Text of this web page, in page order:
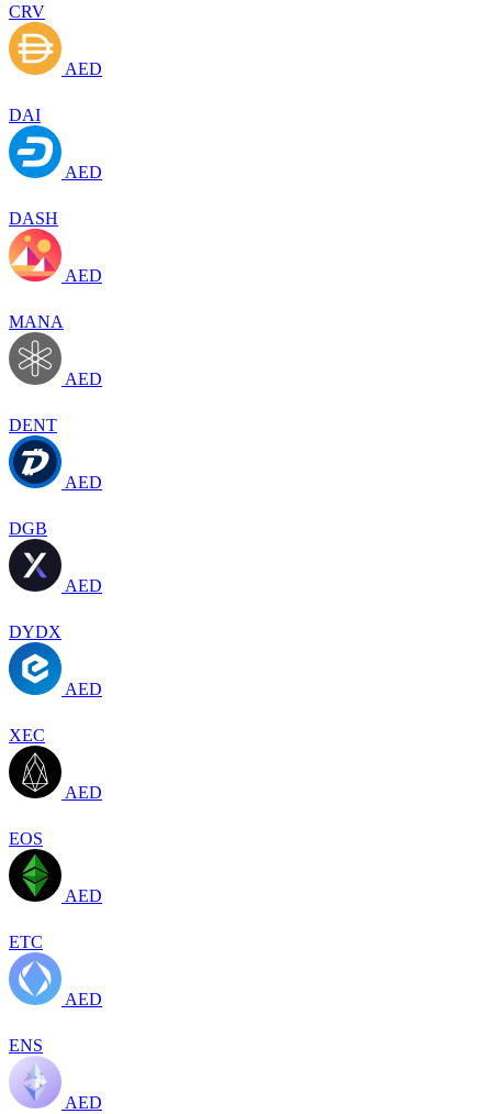
CRV
AED
DAI
AED
DASH
AED
MANA
AED
DENT
AED
DGB
AED
DYDX
AED
XEC
AED
EOS
AED
ETC
AED
ENS
AED